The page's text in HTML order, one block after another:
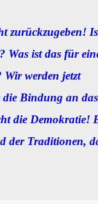
zurückzugeben!
Was ist das für
Wir werden jetzt
die Bindung an das
die Demokratie!
der Traditionen,